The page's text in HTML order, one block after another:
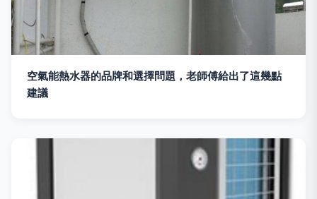
空氣能熱水器的品牌和選擇問題，老師傅給出了這幾點
建議